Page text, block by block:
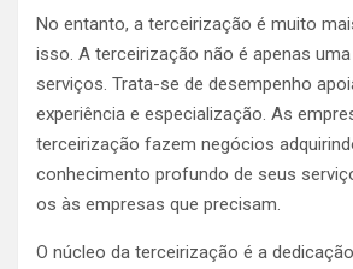
No entanto, a terceirização é muito
isso. A terceirização não é apenas
serviços. Trata-se de desempenho
experiência e especialização. As
terceirização fazem negócios
conhecimento profundo de seus
os às empresas que precisam.
O núcleo da terceirização é a